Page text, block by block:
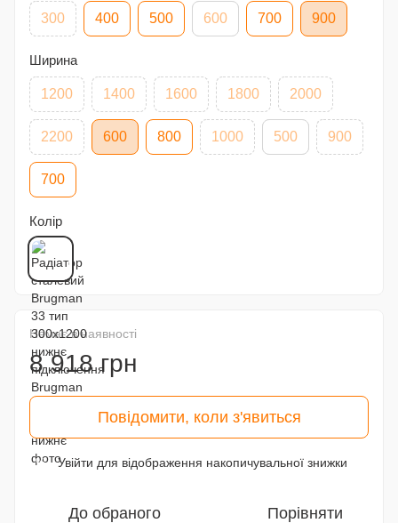
300 400 500 600 700 900
Ширина
1200 1400 1600 1800 2000
2200 600 800 1000 500 900
700
Колір
Немає в наявності
8 918 грн
Повідомити, коли з'явиться
% Увійти для відображення накопичувальної знижки
До обраного Порівняти